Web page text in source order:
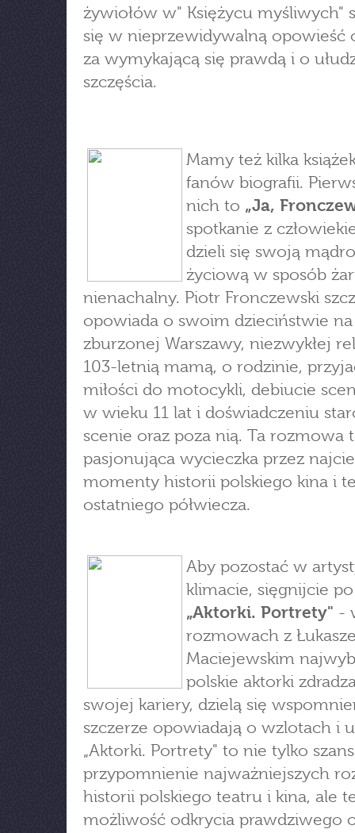
żywiołów w" Księżycu myśliwych"
się w nieprzewidywalną opowieść
za wymykającą się prawdą i o
szczęścia.
Mamy też kilka
fanów biografii.
nich to „Ja,
spotkanie z
dzieli się swoją
życiową w sposób
nienachalny. Piotr Fronczewski
opowiada o swoim dzieciństwie
zburzonej Warszawy, niezwykłej
103-letnią mamą, o rodzinie,
miłości do motocykli, debiucie
w wieku 11 lat i doświadczeniu
scenie oraz poza nią. Ta rozmowa
pasjonująca wycieczka przez
momenty historii polskiego kina i
ostatniego półwiecza.
Aby pozostać w
klimacie, sięgnijcie po
„Aktorki. Portrety" -
rozmowach z
Maciejewskim
polskie aktorki
swojej kariery, dzielą się
szczerze opowiadają o wzlotach i
„Aktorki. Portrety" to nie tylko
przypomnienie najważniejszych
historii polskiego teatru i kina, ale
możliwość odkrycia prawdziwego